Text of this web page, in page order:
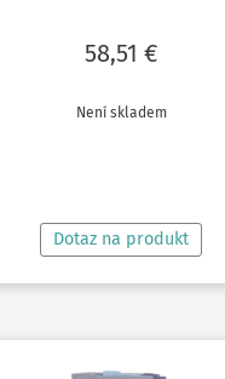
58,51 €
Není skladem
Dotaz na produkt